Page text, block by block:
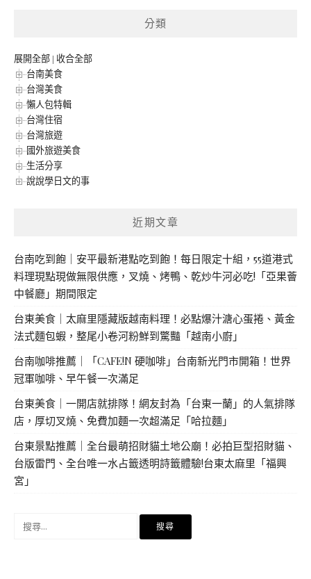
分類
展開全部 | 收合全部
台南美食
台灣美食
懶人包特輯
台灣住宿
台灣旅遊
國外旅遊美食
生活分享
說說學日文的事
近期文章
台南吃到飽｜安平最新港點吃到飽！每日限定十組，55道港式
料理現點現做無限供應，叉燒、烤鴨、乾炒牛河必吃!「亞果薈
中餐廳」期間限定
台東美食｜太麻里隱藏版越南料理！必點爆汁溏心蛋捲、黃金
法式麵包蝦，整尾小卷河粉鮮到驚豔「越南小廚」
台南咖啡推薦｜「CAFE!N 硬咖啡」台南新光門市開箱！世界
冠軍咖啡、早午餐一次滿足
台東美食｜一開店就排隊！網友封為「台東一蘭」的人氣排隊
店，厚切叉燒、免費加麵一次超滿足「哈拉麵」
台東景點推薦｜全台最萌招財貓土地公廟！必拍巨型招財貓、
台版雷門、全台唯一水占籤透明詩籤體驗!台東太麻里「福興
宮」